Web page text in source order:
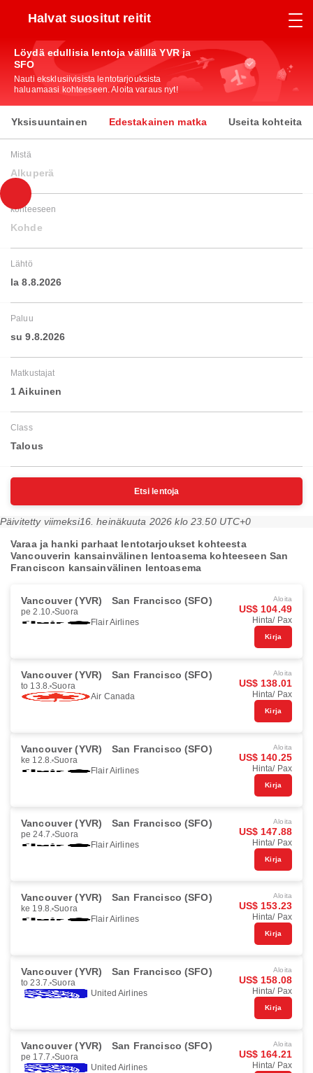
Halvat suositut reitit
Löydä edullisia lentoja välillä YVR ja
SFO
Nauti eksklusiivisista lentotarjouksista
haluamaasi kohteeseen. Aloita varaus nyt!
Yksisuuntainen Edestakainen matka Useita kohteita
Mistä
Alkuperä
kohteeseen
Kohde
Lähtö
la 8.8.2026
Paluu
su 9.8.2026
Matkustajat
1 Aikuinen
Class
Talous
Etsi lentoja
Päivitetty viimeksi16. heinäkuuta 2026 klo 23.50 UTC+0
Varaa ja hanki parhaat lentotarjoukset kohteesta
Vancouverin kansainvälinen lentoasema kohteeseen San
Franciscon kansainvälinen lentoasema
Vancouver (YVR) San Francisco (SFO)
pe 2.10. Suora
Flair Airlines
Aloita
US$ 104.49
Hinta/ Pax
Kirja
Vancouver (YVR) San Francisco (SFO)
to 13.8. Suora
Air Canada
Aloita
US$ 138.01
Hinta/ Pax
Kirja
Vancouver (YVR) San Francisco (SFO)
ke 12.8. Suora
Flair Airlines
Aloita
US$ 140.25
Hinta/ Pax
Kirja
Vancouver (YVR) San Francisco (SFO)
pe 24.7. Suora
Flair Airlines
Aloita
US$ 147.88
Hinta/ Pax
Kirja
Vancouver (YVR) San Francisco (SFO)
ke 19.8. Suora
Flair Airlines
Aloita
US$ 153.23
Hinta/ Pax
Kirja
Vancouver (YVR) San Francisco (SFO)
to 23.7. Suora
United Airlines
Aloita
US$ 158.08
Hinta/ Pax
Kirja
Vancouver (YVR) San Francisco (SFO)
pe 17.7. Suora
United Airlines
Aloita
US$ 164.21
Hinta/ Pax